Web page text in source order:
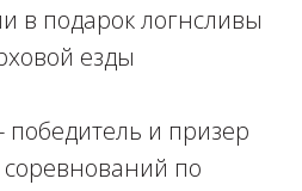
в подарок логнсливы
езды
победитель и призер
по